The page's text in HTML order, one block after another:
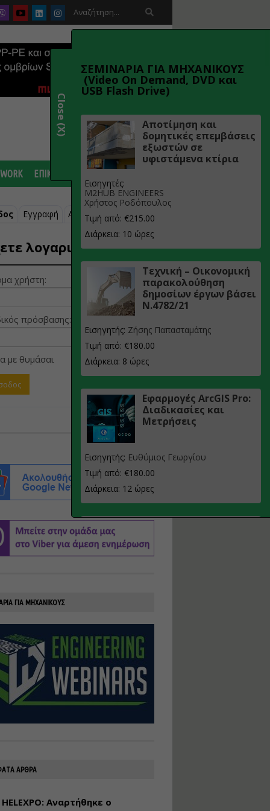

ΕΠΙΚΟΙΝΩΝΙΑ
Εγγραφή Ανάκτηση κωδικού
λογαριασμό;
χρήστη:
πρόσβασης:
με θυμάσαι
ΓΙΑ ΜΗΧΑΝΙΚΟΥΣ
ΑΡΘΡΑ
Αναρτήθηκε ο
ΣΕΜΙΝΑΡΙΑ ΓΙΑ ΜΗΧΑΝΙΚΟΥΣ
(Video On Demand, DVD και
USB Flash Drive)
Αποτίμηση και
δομητικές επεμβάσεις
εξωστών σε
υφιστάμενα κτίρια
Εισηγητές:
M2HUB ENGINEERS
Χρήστος Ροδόπουλος
Τιμή από: €215.00
Διάρκεια: 10 ώρες
Τεχνική – Οικονομική
παρακολούθηση
δημοσίων έργων βάσει
Ν.4782/21
Εισηγητής: Ζήσης Παπασταμάτης
Τιμή από: €180.00
Διάρκεια: 8 ώρες
Εφαρμογές ArcGIS Pro:
Διαδικασίες και
Μετρήσεις
Εισηγητής: Ευθύμιος Γεωργίου
Τιμή από: €180.00
Διάρκεια: 12 ώρες
υλοποίηση
φωτοβολταϊκών
Τιμή από: €230.00
Διάρκεια: 16 ώρες
Αρχιτεκτονικός
Σχεδιασμός με το
Rhinoceros
Close (X)